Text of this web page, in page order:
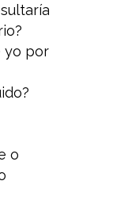
yo por
o